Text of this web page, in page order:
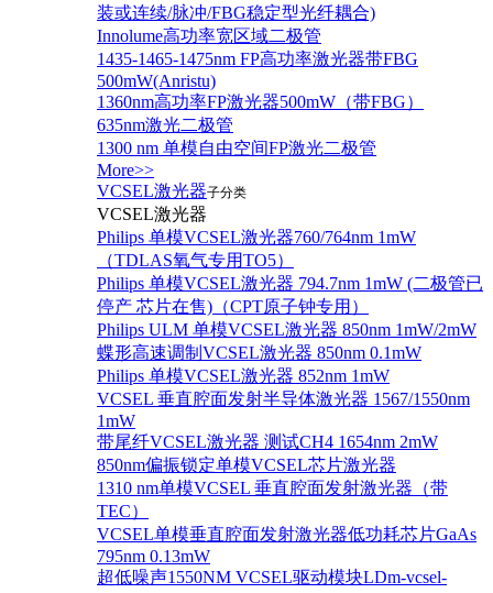
装或连续/脉冲/FBG稳定型光纤耦合)
Innolume高功率宽区域二极管
1435-1465-1475nm FP高功率激光器带FBG
500mW(Anristu)
1360nm高功率FP激光器500mW（带FBG）
635nm激光二极管
1300 nm 单模自由空间FP激光二极管
More>>
VCSEL激光器子分类
VCSEL激光器
Philips 单模VCSEL激光器760/764nm 1mW
（TDLAS氧气专用TO5）
Philips 单模VCSEL激光器 794.7nm 1mW (二极管已
停产 芯片在售)（CPT原子钟专用）
Philips ULM 单模VCSEL激光器 850nm 1mW/2mW
蝶形高速调制VCSEL激光器 850nm 0.1mW
Philips 单模VCSEL激光器 852nm 1mW
VCSEL 垂直腔面发射半导体激光器 1567/1550nm
1mW
带尾纤VCSEL激光器 测试CH4 1654nm 2mW
850nm偏振锁定单模VCSEL芯片激光器
1310 nm单模VCSEL 垂直腔面发射激光器（带
TEC）
VCSEL单模垂直腔面发射激光器低功耗芯片GaAs
795nm 0.13mW
超低噪声1550NM VCSEL驱动模块LDm-vcsel-